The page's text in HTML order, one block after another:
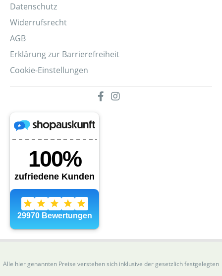
Datenschutz
Widerrufsrecht
AGB
Erklärung zur Barrierefreiheit
Cookie-Einstellungen
Alle hier genannten Preise verstehen sich inklusive der gesetzlich festgelegten